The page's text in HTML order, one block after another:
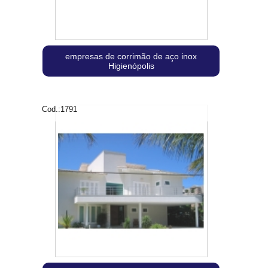
empresas de corrimão de aço inox
Higienópolis
Cod.:1791